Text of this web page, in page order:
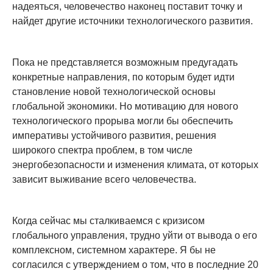
надеяться, человечество наконец поставит точку и
найдет другие источники технологического развития.
Пока не представляется возможным предугадать
конкретные направления, по которым будет идти
становление новой технологической основы
глобальной экономики. Но мотивацию для нового
технологического прорыва могли бы обеспечить
императивы устойчивого развития, решения
широкого спектра проблем, в том числе
энергобезопасности и изменения климата, от которых
зависит выживание всего человечества.
Когда сейчас мы сталкиваемся с кризисом
глобального управления, трудно уйти от вывода о его
комплексном, системном характере. Я бы не
согласился с утверждением о том, что в последние 20